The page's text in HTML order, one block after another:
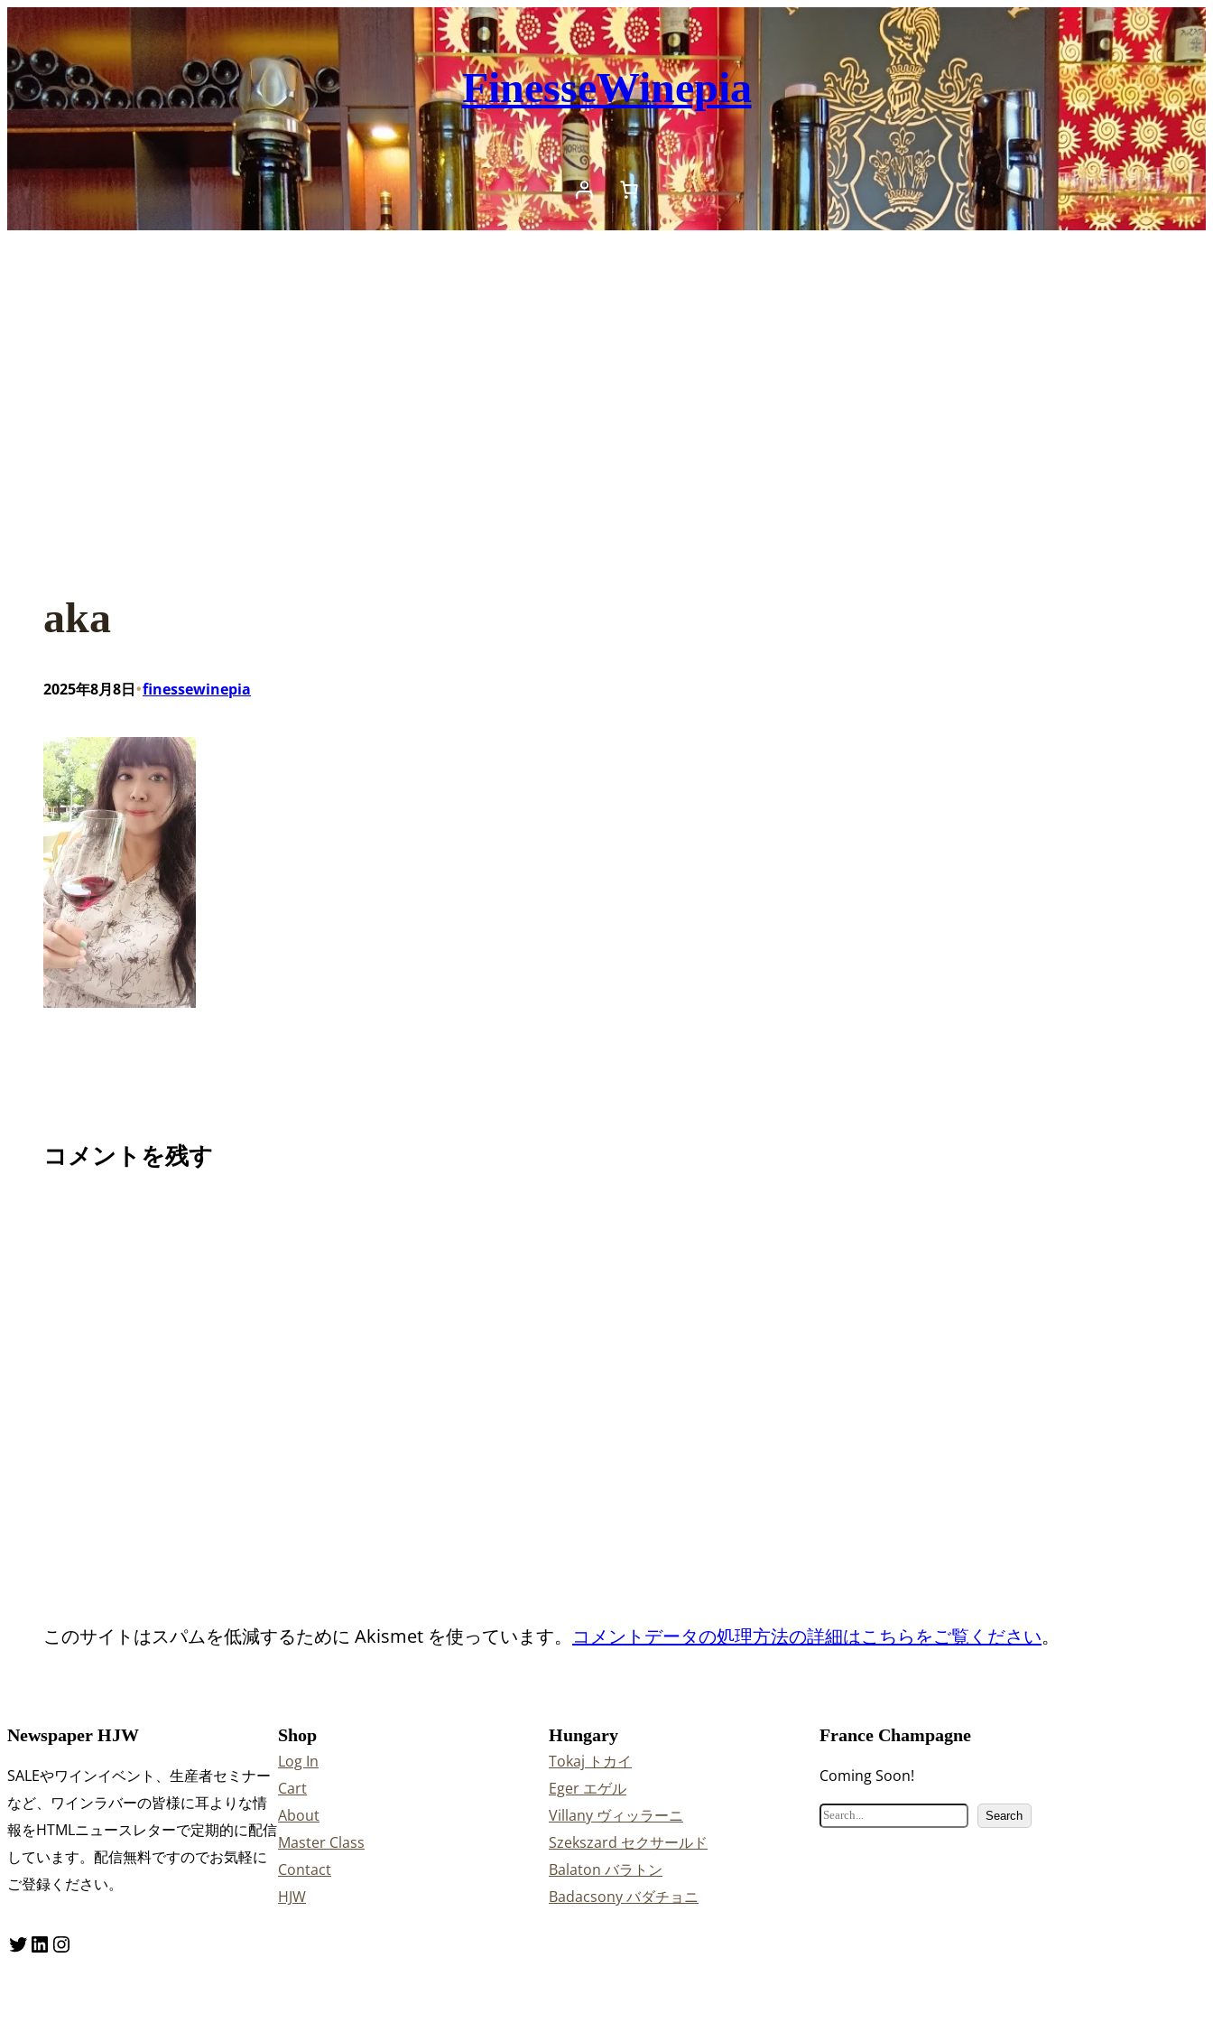
内
容
を
ス
キ
プ
FinesseWinepia
aka
2025年8月8日•finessewinepia
コメントを残す
このサイトはスパムを低減するために Akismet を使っています。 コメントデータの処理方法の詳細はこちらをご覧ください。
Newspaper HJW
SALEやワインイベント、生産者セミナー
など、ワインラバーの皆様に耳よりな情
報をHTMLニュースレターで定期的に配信
しています。配信無料ですのでお気軽に
ご登録ください。
Twitter LinkedIn Instagram
Shop
Log In
Cart
About
Master Class
Contact
HJW
Hungary
Tokaj トカイ
Eger エゲル
Villany ヴィッラーニ
Szekszard セクサールド
Balaton バラトン
Badacsony バダチョニ
France Champagne
Coming Soon!
検
Search